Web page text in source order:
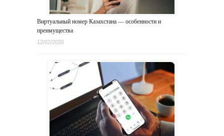
Виртуальный номер Казахстана — особенности и
преимущества
12/02/2026